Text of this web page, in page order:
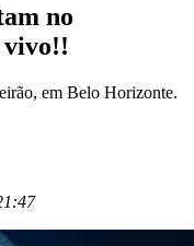
no
vivo!!
em Belo Horizonte.